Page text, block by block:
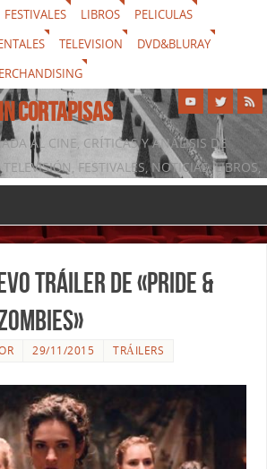
FESTIVALES LIBROS
PELICULAS
TELEVISION
DVD&BLURAY
CORTAPISAS
AL CINE, CRÍTICAS Y ANÁLISIS DE
FESTIVALES, NOTICIAS, LIBROS,
Y TODO LO QUE RODEA AL
tráiler de «Pride &
29/11/2015 TRÁILERS